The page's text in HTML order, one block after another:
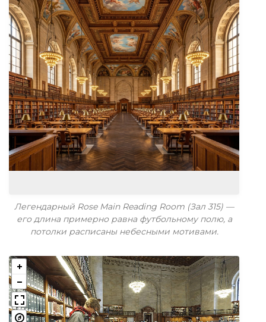
Легендарный Rose Main Reading Room (Зал 315) —
его длина примерно равна футбольному полю, а
потолки расписаны небесными мотивами.